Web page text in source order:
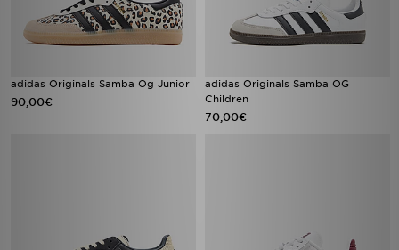
adidas Originals Samba Og Junior
90,00€
adidas Originals Samba OG
Children
70,00€